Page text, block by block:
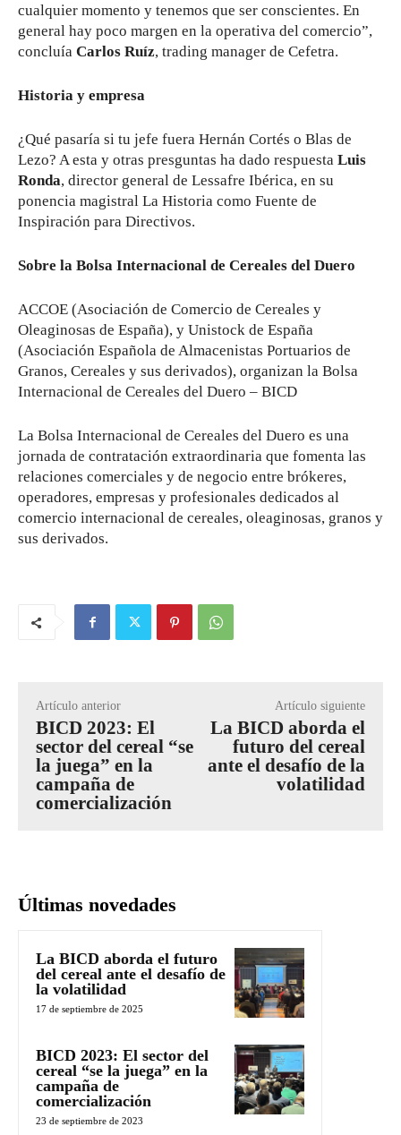
cualquier momento y tenemos que ser conscientes. En
general hay poco margen en la operativa del comercio”,
concluía Carlos Ruíz, trading manager de Cefetra.
Historia y empresa
¿Qué pasaría si tu jefe fuera Hernán Cortés o Blas de
Lezo? A esta y otras presguntas ha dado respuesta Luis
Ronda, director general de Lessafre Ibérica, en su
ponencia magistral La Historia como Fuente de
Inspiración para Directivos.
Sobre la Bolsa Internacional de Cereales del Duero
ACCOE (Asociación de Comercio de Cereales y
Oleaginosas de España), y Unistock de España
(Asociación Española de Almacenistas Portuarios de
Granos, Cereales y sus derivados), organizan la Bolsa
Internacional de Cereales del Duero – BICD
La Bolsa Internacional de Cereales del Duero es una
jornada de contratación extraordinaria que fomenta las
relaciones comerciales y de negocio entre brókeres,
operadores, empresas y profesionales dedicados al
comercio internacional de cereales, oleaginosas, granos y
sus derivados.
Artículo anterior
BICD 2023: El
sector del cereal “se
la juega” en la
campaña de
comercialización
Artículo siguiente
La BICD aborda el
futuro del cereal
ante el desafío de la
volatilidad
Últimas novedades
La BICD aborda el futuro
del cereal ante el desafío de
la volatilidad
17 de septiembre de 2025
BICD 2023: El sector del
cereal “se la juega” en la
campaña de
comercialización
23 de septiembre de 2023